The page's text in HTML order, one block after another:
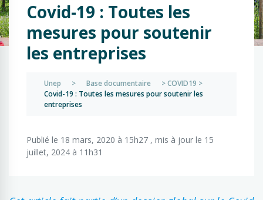
Covid-19 : Toutes les
mesures pour soutenir
les entreprises
Unep > Base documentaire >COVID19 >
Covid-19 : Toutes les mesures pour soutenir les
entreprises
Publié le 18 mars, 2020 à 15h27 , mis à jour le 15
juillet, 2024 à 11h31